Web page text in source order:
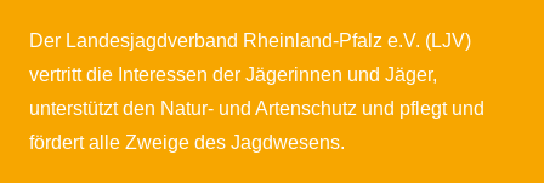
Der Landesjagdverband Rheinland-Pfalz e.V. (LJV)
vertritt die Interessen der Jägerinnen und Jäger,
unterstützt den Natur- und Artenschutz und pflegt und
fördert alle Zweige des Jagdwesens.